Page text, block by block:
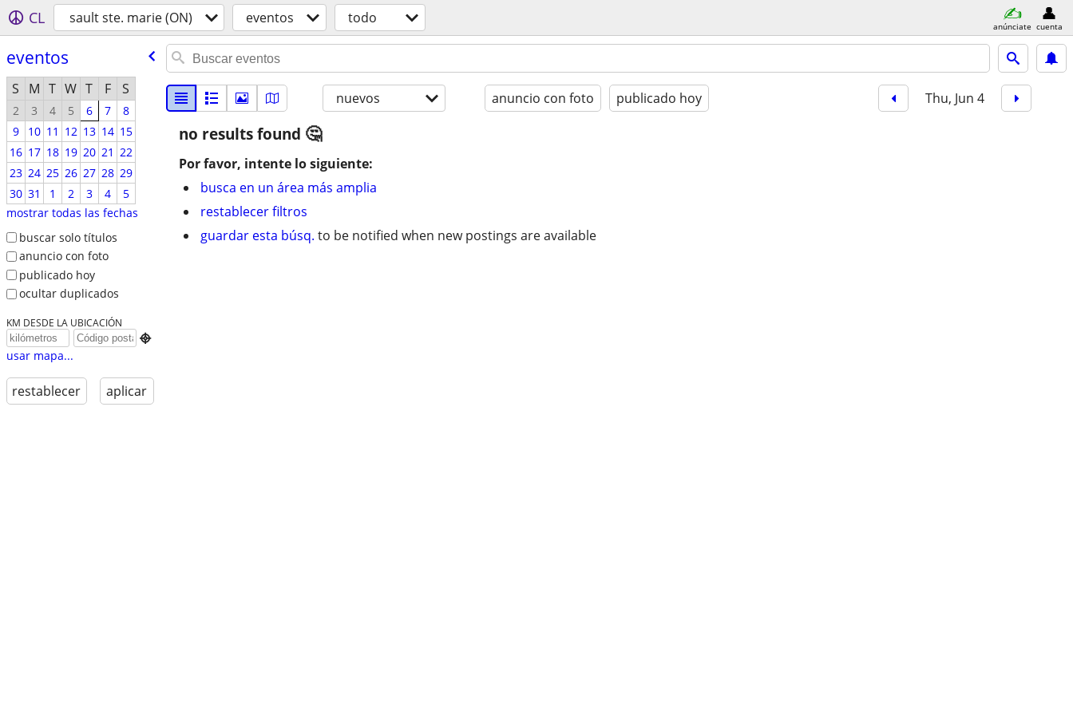
CL sault ste. marie (ON) eventos todo anúnciate cuenta
eventos
S M T W T F S
2 3 4 5 6 7
8
9
10 11 12 13 14 15
16 17 18 19 20 21 22
23 24 25 26 27 28 29
30 31 1 2 3 4
5
mostrar todas las fechas
buscar solo títulos
anuncio con foto
publicado hoy
ocultar duplicados
KM DESDE LA UBICACIÓN

usar mapa...
restablecer aplicar
nuevos anuncio con foto publicado hoy Thu, Jun 4
no results found
Por favor, intente lo siguiente:
busca en un área más amplia
restablecer filtros
guardar esta búsq. to be notified when new postings are available